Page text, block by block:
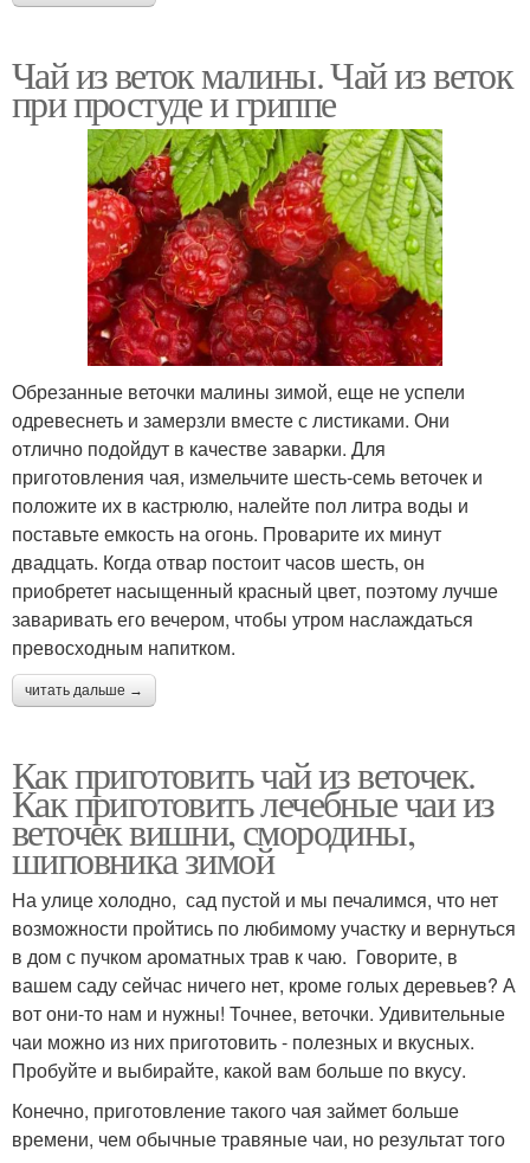
Чай из веток малины. Чай из веток
при простуде и гриппе
Обрезанные веточки малины зимой, еще не успели
одревеснеть и замерзли вместе с листиками. Они
отлично подойдут в качестве заварки. Для
приготовления чая, измельчите шесть-семь веточек и
положите их в кастрюлю, налейте пол литра воды и
поставьте емкость на огонь. Проварите их минут
двадцать. Когда отвар постоит часов шесть, он
приобретет насыщенный красный цвет, поэтому лучше
заваривать его вечером, чтобы утром наслаждаться
превосходным напитком.
читать дальше →
Как приготовить чай из веточек.
Как приготовить лечебные чаи из
веточек вишни, смородины,
шиповника зимой
На улице холодно, сад пустой и мы печалимся, что нет
возможности пройтись по любимому участку и вернуться
в дом с пучком ароматных трав к чаю. Говорите, в
вашем саду сейчас ничего нет, кроме голых деревьев? А
вот они-то нам и нужны! Точнее, веточки. Удивительные
чаи можно из них приготовить - полезных и вкусных.
Пробуйте и выбирайте, какой вам больше по вкусу.
Конечно, приготовление такого чая займет больше
времени, чем обычные травяные чаи, но результат того